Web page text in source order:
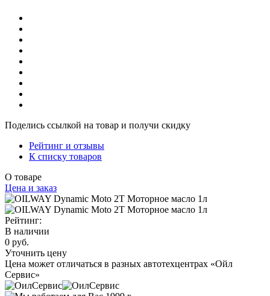
Поделись ссылкой на товар и получи скидку
Рейтинг и отзывы
К списку товаров
О товаре
Цена и заказ
Рейтинг:
В наличии
0 руб.
Уточнить цену
Цена может отличаться в разных автотехцентрах «Ойл
Сервис»